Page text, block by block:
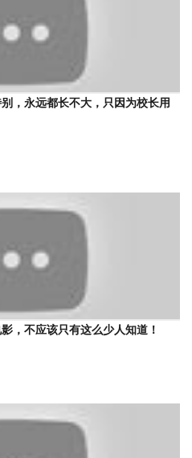
，永远都长不大，只因为校长用
，不应该只有这么少人知道！